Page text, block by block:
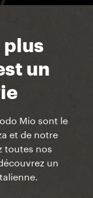
plus
un
Mio sont le
et de notre
toutes nos